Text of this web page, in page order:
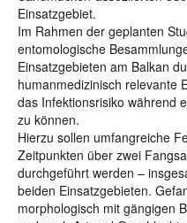
Einsatzgebiet.
Im Rahmen der geplanten
entomologische
Einsatzgebieten am Balkan
humanmedizinisch relevante
das Infektionsrisiko während
zu können.
Hierzu sollen umfangreiche
Zeitpunkten über zwei
durchgeführt werden –
beiden Einsatzgebieten.
morphologisch mit gängigen